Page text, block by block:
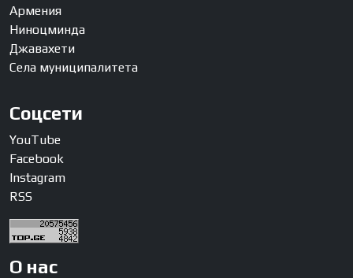
Армения
Ниноцминда
Джавахети
Села муниципалитета
Соцсети
YouTube
Facebook
Instagram
RSS
О нас